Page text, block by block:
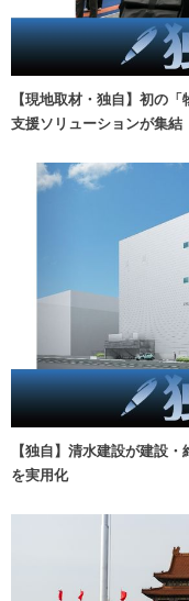
【現地取材・独自】初の
支援ソリューションが集結
【独自】清水建設が建設
を実用化